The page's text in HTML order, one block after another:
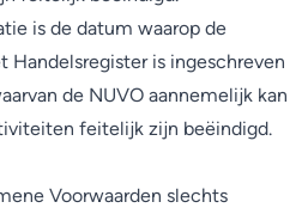
is de datum waarop de
Handelsregister is ingeschreven
de NUVO aannemelijk kan
feitelijk zijn beëindigd.
Voorwaarden slechts